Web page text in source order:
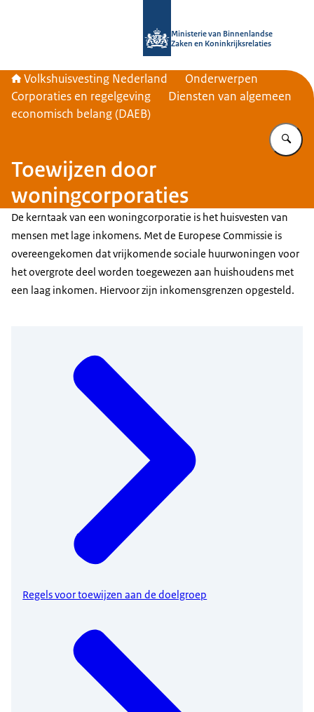
Ministerie van Binnenlandse
Zaken en Koninkrijksrelaties
Volkshuisvesting Nederland
Onderwerpen
Corporaties en regelgeving
Diensten van algemeen
economisch belang (DAEB)
Toewijzen door
woningcorporaties
De kerntaak van een woningcorporatie is het huisvesten van
mensen met lage inkomens. Met de Europese Commissie is
overeengekomen dat vrijkomende sociale huurwoningen voor
het overgrote deel worden toegewezen aan huishoudens met
een laag inkomen. Hiervoor zijn inkomensgrenzen opgesteld.
Regels voor toewijzen aan de doelgroep